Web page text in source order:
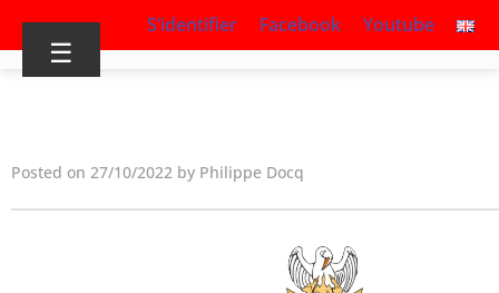
S’identifier Facebook Youtube
☰
Posted on 27/10/2022 by Philippe Docq